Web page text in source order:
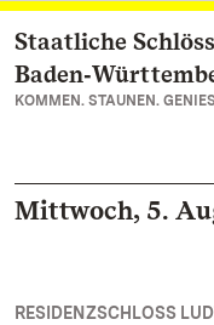
Zum Hauptinhalt
Staatliche
KOMMEN. STAUNEN.
Mittwoch, 5.
RESIDENZSCHLOSS